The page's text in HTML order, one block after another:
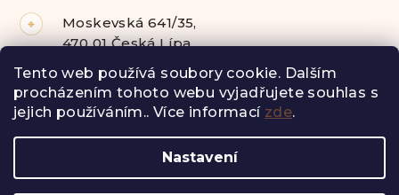
Tento web používá soubory cookie. Dalším
procházením tohoto webu vyjadřujete souhlas s
jejich používáním.. Více informací zde.
Nastavení
⌖
Moskevská 641/35,
470 01 Česká Lípa
Facebook Instagram
vyhrazena.